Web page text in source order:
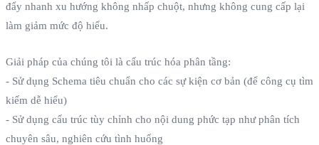
đẩy nhanh xu hướng không nhấp chuột, nhưng không cung cấp lại
làm giảm mức độ hiểu.
Giải pháp của chúng tôi là cấu trúc hóa phân tầng:
- Sử dụng Schema tiêu chuẩn cho các sự kiện cơ bản (để công cụ tìm
kiếm dễ hiểu)
- Sử dụng cấu trúc tùy chỉnh cho nội dung phức tạp như phân tích
chuyên sâu, nghiên cứu tình huống